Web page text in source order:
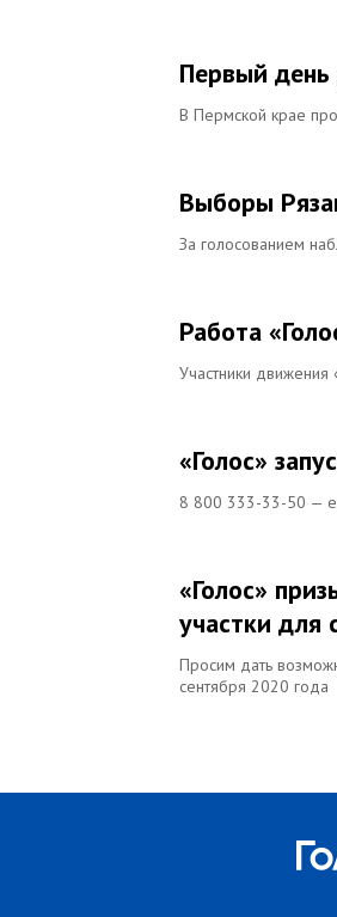
Первый
В Пермской крае
Выборы
За голосованием
Работа
Участники
«Голос»
8 800 333-33-50 —
«Голос»
участки для
Просим дать
сентября 2020 года